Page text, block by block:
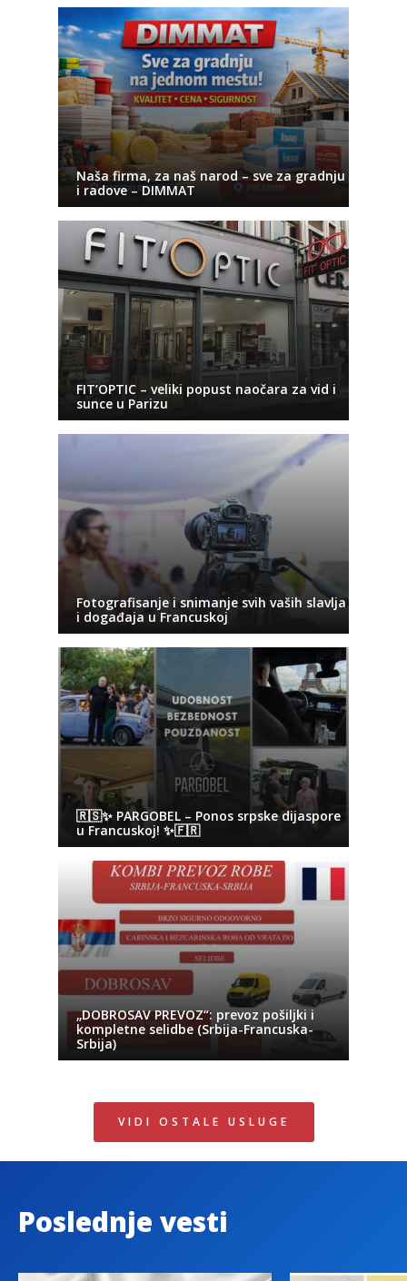
Naša firma, za naš narod – sve za gradnju
i radove – DIMMAT
FIT’OPTIC – veliki popust naočara za vid i
sunce u Parizu
Fotografisanje i snimanje svih vaših slavlja
i događaja u Francuskoj
🇷🇸✨ PARGOBEL – Ponos srpske dijaspore
u Francuskoj! ✨🇫🇷
„DOBROSAV PREVOZ“: prevoz pošiljki i
kompletne selidbe (Srbija-Francuska-
Srbija)
VIDI OSTALE USLUGE
Poslednje vesti